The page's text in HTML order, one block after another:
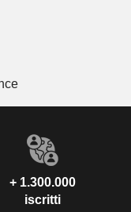
+ 1.300.000
iscritti